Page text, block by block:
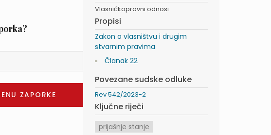
Vlasničkopravni odnosi
Propisi
Zakon o vlasništvu i drugim
stvarnim pravima
Članak 22
Povezane sudske odluke
Rev 542/2023-2
Ključne riječi
prijašnje stanje